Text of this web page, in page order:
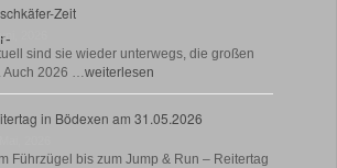
Zeit
2026
sind sie wieder unterwegs, die großen
Auch 2026 …weiterlesen
in Bödexen am 31.05.2026
2026
Führzügel bis zum Jump & Run – Reitertag